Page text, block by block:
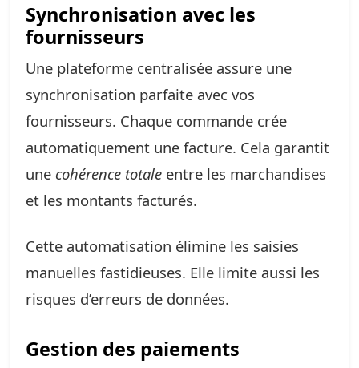
Synchronisation avec les
fournisseurs
Une plateforme centralisée assure une
synchronisation parfaite avec vos
fournisseurs. Chaque commande crée
automatiquement une facture. Cela garantit
une cohérence totale entre les marchandises
et les montants facturés.
Cette automatisation élimine les saisies
manuelles fastidieuses. Elle limite aussi les
risques d’erreurs de données.
Gestion des paiements